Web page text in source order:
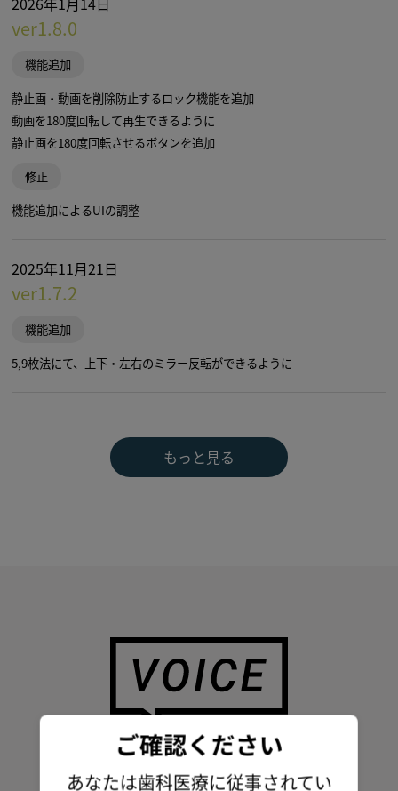
ver1.8.0
機能追加
静止画・動画を削除防止するロック機能を追加
動画を180度回転して再生できるように
静止画を180度回転させるボタンを追加
修正
機能追加によるUIの調整
2025年11月21日
ver1.7.2
機能追加
5,9枚法にて、上下・左右のミラー反転ができるように
もっと見る
picmoRをご利用いただいている
歯科医療従事者の声をお届けいたします.
ご確認ください
あなたは歯科医療に従事されてい